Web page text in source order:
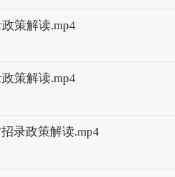
策解读.mp4
策解读.mp4
录政策解读.mp4